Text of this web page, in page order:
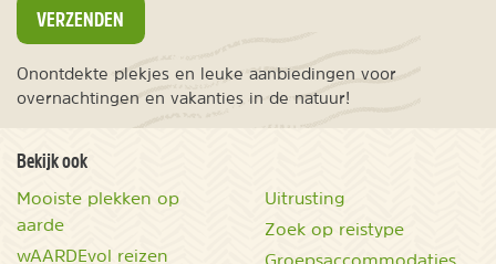
VERZENDEN
Onontdekte plekjes en leuke aanbiedingen voor
overnachtingen en vakanties in de natuur!
Bekijk ook
Mooiste plekken op
aarde
wAARDEvol reizen
Uitrusting
Zoek op reistype
Groepsaccommodaties